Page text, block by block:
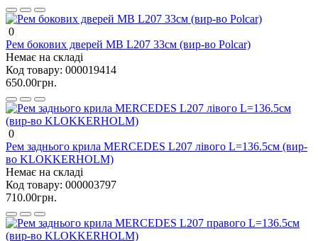
0
Рем бокових дверей MB L207 33см (вир-во Polcar)
Немає на складі
Код товару: 000019414
650.00грн.
0
Рем заднього крила MERCEDES L207 лівого L=136.5см (вир-
во KLOKKERHOLM)
Немає на складі
Код товару: 000003797
710.00грн.